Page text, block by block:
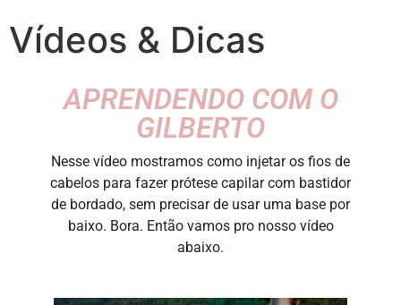
Vídeos & Dicas
APRENDENDO COM O
GILBERTO
Nesse vídeo mostramos como injetar os fios de
cabelos para fazer prótese capilar com bastidor
de bordado, sem precisar de usar uma base por
baixo. Bora. Então vamos pro nosso vídeo
abaixo.